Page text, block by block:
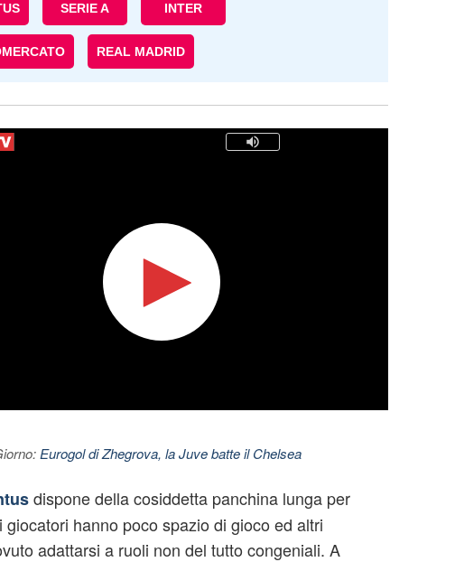
SERIE A INTER
REAL MADRID
Eurogol di Zhegrova, la Juve batte il Chelsea
dispone della cosiddetta panchina lunga per
giocatori hanno poco spazio di gioco ed altri
adattarsi a ruoli non del tutto congeniali. A